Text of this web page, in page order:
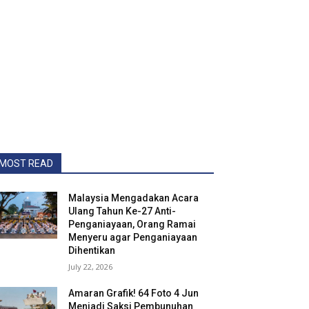
READ
Malaysia Mengadakan Acara
Ulang Tahun Ke-27 Anti-
Penganiayaan, Orang Ramai
Menyeru agar Penganiayaan
Dihentikan
July 22, 2026
Amaran Grafik! 64 Foto 4 Jun
Menjadi Saksi Pembunuhan